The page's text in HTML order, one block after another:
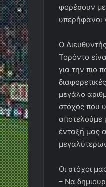
φορέσουν
υπερήφανοι
Ο
Τορόντο
για την πιο
μεγάλο
στόχος που
αποτελούμε
ένταξή μας
Οι στόχοι
– Να